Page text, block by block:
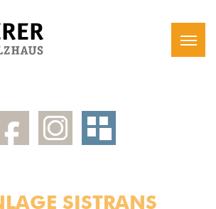
SISTRANS